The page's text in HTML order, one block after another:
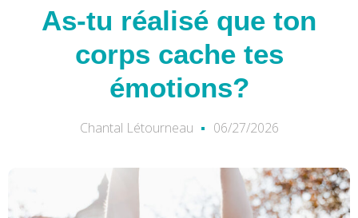
As-tu réalisé que ton
corps cache tes
émotions?
Chantal Létourneau 06/27/2026